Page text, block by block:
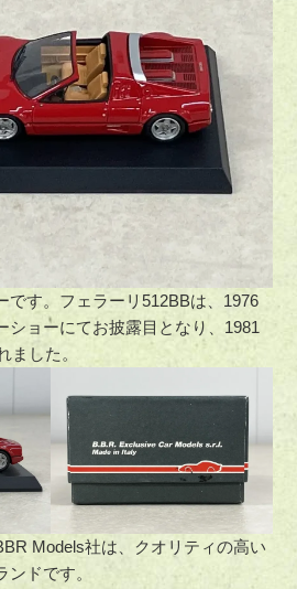
です。フェラーリ512BBは、1976
ショーにてお披露目となり、1981
ました。
Models社は、クオリティの高い
ンドです。